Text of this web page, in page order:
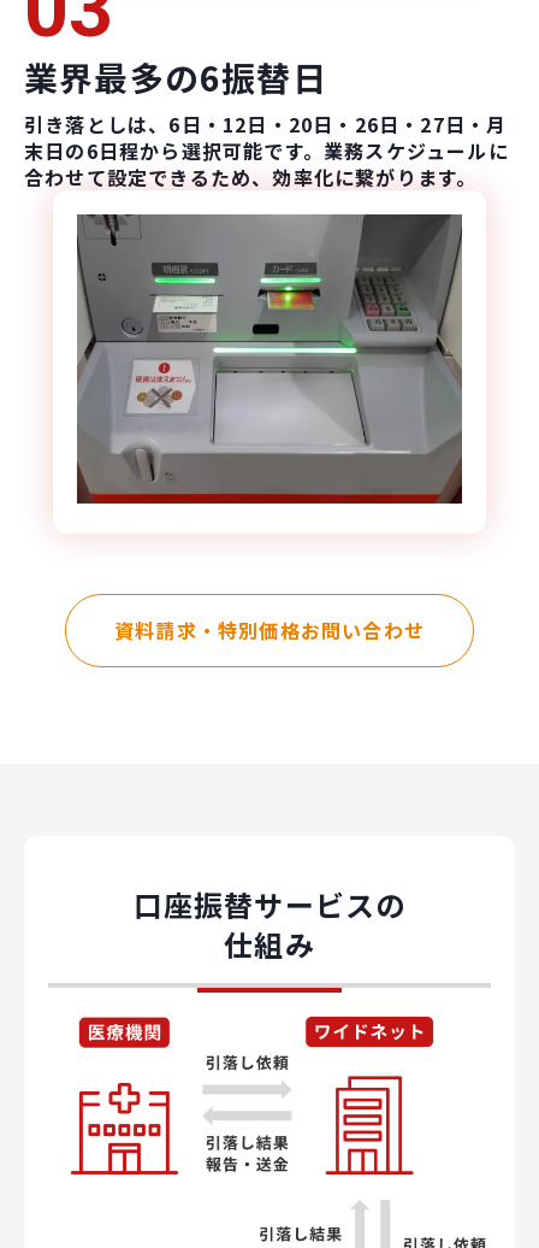
業界最多の6振替日
引き落としは、6日・12日・20日・26日・27日・月
末日の6日程から選択可能です。業務スケジュールに
合わせて設定できるため、効率化に繋がります。
資料請求・特別価格お問い合わせ
口座振替サービスの
仕組み